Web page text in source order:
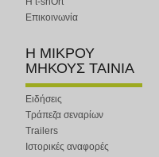
Επικοινωνία
Η ΜΙΚΡΟΥ
ΜΗΚΟΥΣ ΤΑΙΝΙΑ
Ειδήσεις
Τράπεζα σεναρίων
Trailers
Ιστορικές αναφορές